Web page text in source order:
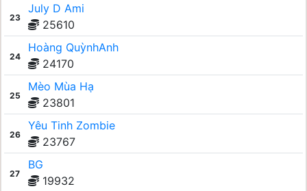
23
July D Ami
25610
24
Hoàng QuỳnhAnh
24170
25
Mèo Mùa Hạ
23801
26
Yêu Tinh Zombie
23767
27
BG
19932